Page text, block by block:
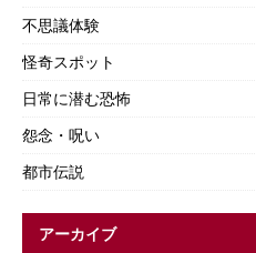
不思議体験
怪奇スポット
日常に潜む恐怖
怨念・呪い
都市伝説
アーカイブ